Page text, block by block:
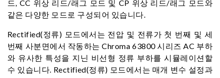
드, CC 위상 리드/래그 모드 및 CP 위상 리드/래그 모드와
같은 다양한 모드로 구성되어 있습니다.
Rectified(정류) 모드에서는 전압 및 전류가 첫 번째 및 세
번째 사분면에서 작동하는 Chroma 63800 시리즈 AC 부하
와 유사한 특성을 지닌 비선형 정류 부하를 시뮬레이션할
수 있습니다. Rectified(정류) 모드에서는 매개 변수 설정과